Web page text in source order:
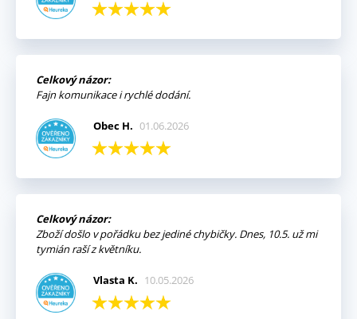
Celkový názor:
Fajn komunikace i rychlé dodání.
Obec H. 01.06.2026
Celkový názor:
Zboží došlo v pořádku bez jediné chybičky. Dnes, 10.5. už mi
tymián raší z květníku.
Vlasta K. 10.05.2026